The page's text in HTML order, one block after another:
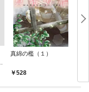
真綿の檻（１）
528